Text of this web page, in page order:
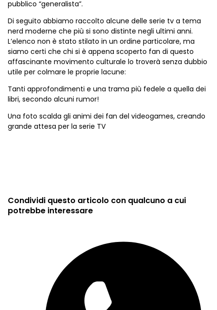
pubblico “generalista”.
Di seguito abbiamo raccolto alcune delle serie tv a tema
nerd moderne che più si sono distinte negli ultimi anni.
L’elenco non è stato stilato in un ordine particolare, ma
siamo certi che chi si è appena scoperto fan di questo
affascinante movimento culturale lo troverà senza dubbio
utile per colmare le proprie lacune:
Tanti approfondimenti e una trama più fedele a quella dei
libri, secondo alcuni rumor!
Una foto scalda gli animi dei fan del videogames, creando
grande attesa per la serie TV
Condividi questo articolo con qualcuno a cui
potrebbe interessare